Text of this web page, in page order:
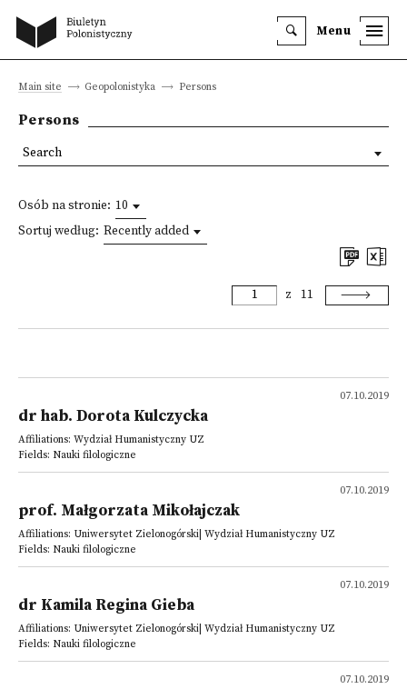
Menu
Main site Geopolonistyka Persons
Persons
Osób na stronie: 10
Sortuj według: Recently added
z 11
07.10.2019
dr hab. Dorota Kulczycka
Affiliations: Wydział Humanistyczny UZ
Fields: Nauki filologiczne
07.10.2019
prof. Małgorzata Mikołajczak
Affiliations: Uniwersytet Zielonogórski| Wydział Humanistyczny UZ
Fields: Nauki filologiczne
07.10.2019
dr Kamila Regina Gieba
Affiliations: Uniwersytet Zielonogórski| Wydział Humanistyczny UZ
Fields: Nauki filologiczne
07.10.2019
Search